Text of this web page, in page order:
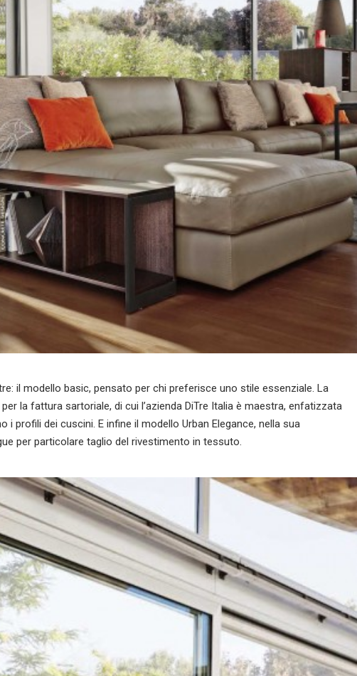
il modello basic, pensato per chi preferisce uno stile essenziale. La
la fattura sartoriale, di cui l’azienda DiTre Italia è maestra, enfatizzata
i profili dei cuscini. E infine il modello Urban Elegance, nella sua
per particolare taglio del rivestimento in tessuto.